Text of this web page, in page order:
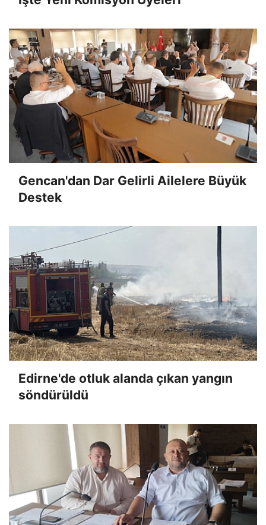
Gencan'dan Dar Gelirli Ailelere Büyük
Destek
Edirne'de otluk alanda çıkan yangın
söndürüldü